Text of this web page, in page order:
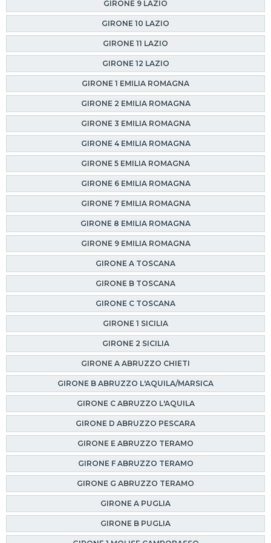
GIRONE 9 LAZIO
GIRONE 10 LAZIO
GIRONE 11 LAZIO
GIRONE 12 LAZIO
GIRONE 1 EMILIA ROMAGNA
GIRONE 2 EMILIA ROMAGNA
GIRONE 3 EMILIA ROMAGNA
GIRONE 4 EMILIA ROMAGNA
GIRONE 5 EMILIA ROMAGNA
GIRONE 6 EMILIA ROMAGNA
GIRONE 7 EMILIA ROMAGNA
GIRONE 8 EMILIA ROMAGNA
GIRONE 9 EMILIA ROMAGNA
GIRONE A TOSCANA
GIRONE B TOSCANA
GIRONE C TOSCANA
GIRONE 1 SICILIA
GIRONE 2 SICILIA
GIRONE A ABRUZZO CHIETI
GIRONE B ABRUZZO L'AQUILA/MARSICA
GIRONE C ABRUZZO L'AQUILA
GIRONE D ABRUZZO PESCARA
GIRONE E ABRUZZO TERAMO
GIRONE F ABRUZZO TERAMO
GIRONE G ABRUZZO TERAMO
GIRONE A PUGLIA
GIRONE B PUGLIA